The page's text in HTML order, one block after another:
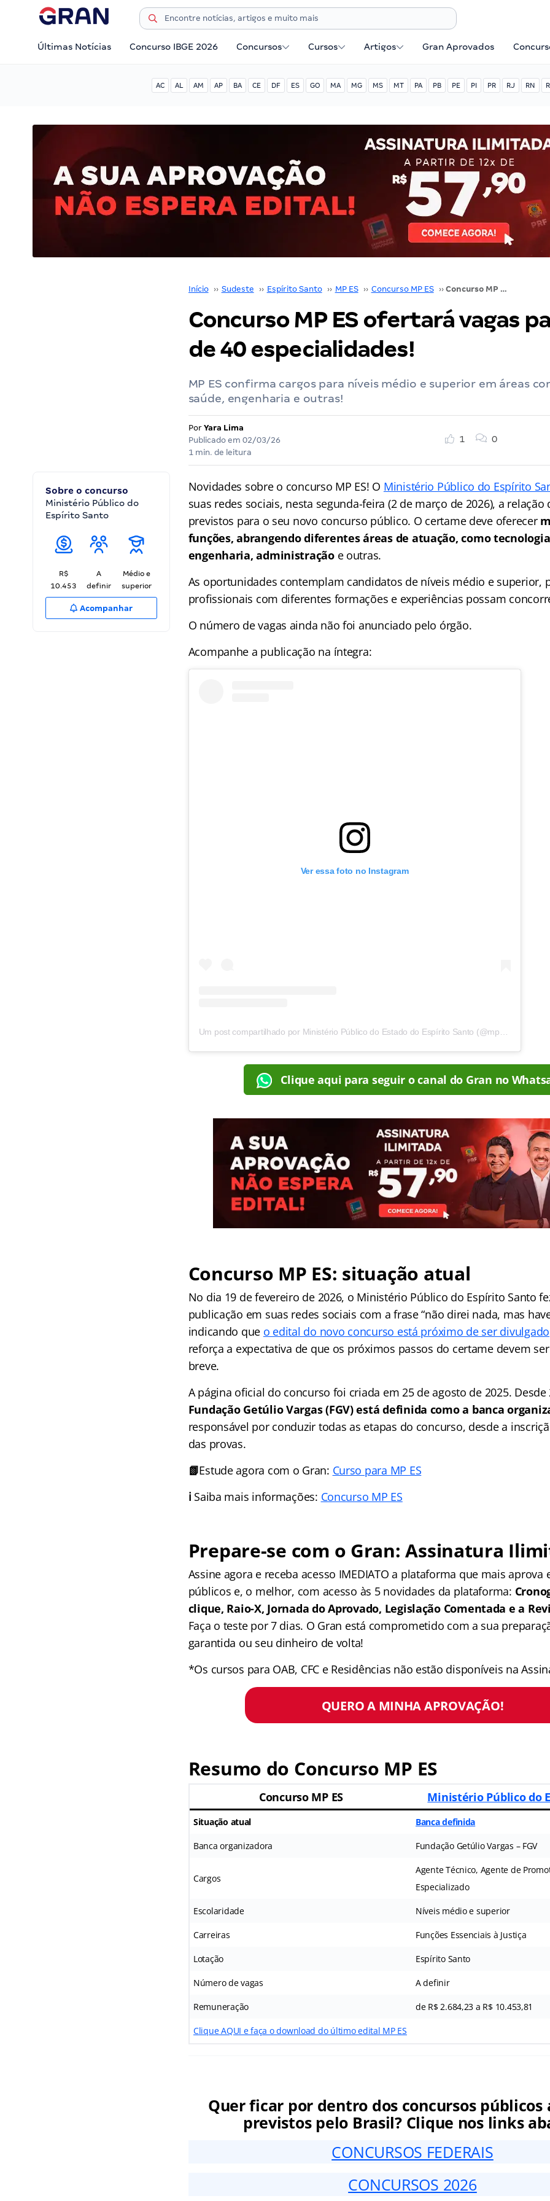
Últimas Notícias Concurso IBGE 2026 Concursos Cursos Artigos Gran Aprovados
AC AL AM AP BA CE DF ES GO MA MG MS MT PA PB PE PI PR RJ RN
Início ›› Sudeste ›› Espírito Santo ›› MP ES ›› Concurso MP ES ›› Concurso MP ES ofertará vagas para mais de 40 especialidades!
Concurso MP ES ofertará vagas
de 40 especialidades!
MP ES confirma cargos para níveis médio e superior em áreas
saúde, engenharia e outras!
Por Yara Lima
Publicado em 02/03/26
1 min. de leitura
1 0
Sobre o concurso
Ministério Público do
Espírito Santo
R$
10.453
A
definir
Médio e
superior
Acompanhar
Novidades sobre o concurso MP ES! O Ministério Público do Espírito
suas redes sociais, nesta segunda-feira (2 de março de 2026), a relação
previstos para o seu novo concurso público. O certame deve oferecer
funções, abrangendo diferentes áreas de atuação, como
engenharia, administração e outras.
As oportunidades contemplam candidatos de níveis médio e superior,
profissionais com diferentes formações e experiências possam
O número de vagas ainda não foi anunciado pelo órgão.
Acompanhe a publicação na íntegra:
Ver essa foto no Instagram
Clique aqui para seguir o canal do Gran no
Concurso MP ES: situação atual
No dia 19 de fevereiro de 2026, o Ministério Público do Espírito Santo
publicação em suas redes sociais com a frase “não direi nada, mas
indicando que o edital do novo concurso está próximo de ser divulgado
reforça a expectativa de que os próximos passos do certame devem
breve.
A página oficial do concurso foi criada em 25 de agosto de 2025.
Fundação Getúlio Vargas (FGV) está definida como a banca
responsável por conduzir todas as etapas do concurso, desde a
das provas.
📗Estude agora com o Gran: Curso para MP ES
ℹ️ Saiba mais informações: Concurso MP ES
Prepare-se com o Gran: Assinatura
Assine agora e receba acesso IMEDIATO a plataforma que mais aprova
públicos e, o melhor, com acesso às 5 novidades da plataforma:
clique, Raio-X, Jornada do Aprovado, Legislação Comentada e a
Faça o teste por 7 dias. O Gran está comprometido com a sua
garantida ou seu dinheiro de volta!
*Os cursos para OAB, CFC e Residências não estão disponíveis na
QUERO A MINHA APROVAÇÃO!
Resumo do Concurso MP ES
Concurso MP ES Ministério Público do
Situação atual Banca definida
Banca organizadora Fundação Getúlio Vargas – FGV
Cargos
Agente Técnico, Agente de
Especializado
Escolaridade Níveis médio e superior
Carreiras Funções Essenciais à Justiça
Lotação Espírito Santo
Número de vagas A definir
Remuneração de R$ 2.684,23 a R$ 10.453,81
Clique AQUI e faça o download do último edital MP ES
Quer ficar por dentro dos concursos públicos
previstos pelo Brasil? Clique nos links
CONCURSOS FEDERAIS
CONCURSOS 2026